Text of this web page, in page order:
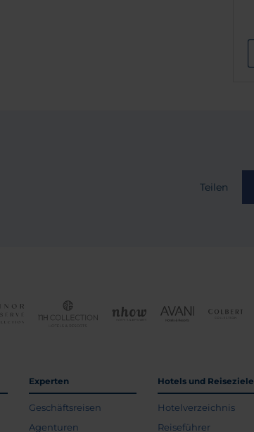
Teilen
Experten
Geschäftsreisen
Agenturen
Hotels und Reiseziele
Hotelverzeichnis
Reiseführer